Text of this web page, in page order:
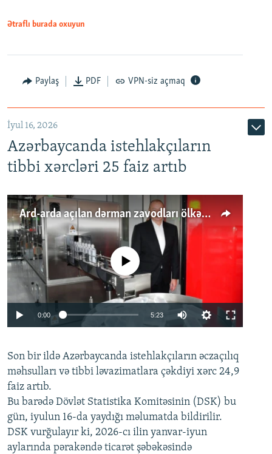
Ətraflı burada oxuyun
Paylaş PDF VPN-siz açmaq
İyul 16, 2026
Azərbaycanda istehlakçıların
tibbi xərcləri 25 faiz artıb
Ard-arda açılan dərman zavodları ölkənin tələbatını ödəyirmi?
Auto 240p 360p 480p
720p 1080p
No media source currently available
0:00 5:23
360p
480p
720p
1080p
Son bir ildə Azərbaycanda istehlakçıların əczaçılıq
məhsulları və tibbi ləvazimatlara çəkdiyi xərc 24,9
faiz artıb.
Bu barədə Dövlət Statistika Komitəsinin (DSK) bu
gün, iyulun 16-da yaydığı məlumatda bildirilir.
DSK vurğulayır ki, 2026-cı ilin yanvar-iyun
aylarında pərakəndə ticarət şəbəkəsində